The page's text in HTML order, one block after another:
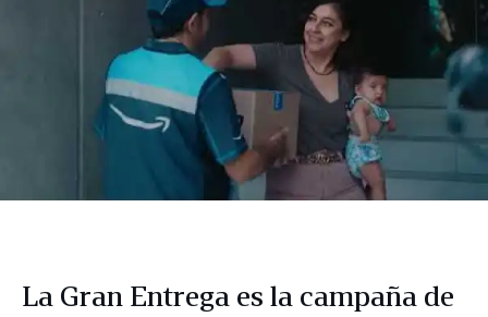
La Gran Entrega es la campaña de